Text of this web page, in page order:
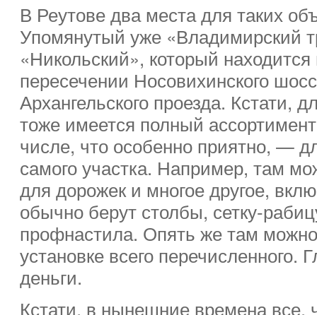
В Реутове два места для таких
Упомянутый уже «Владимирский
«Никольский», который
пересечении Носовихинского
Архангельского проезда. Кстати,
тоже имеется полный
числе, что особенно приятно, —
самого участка. Например, там
для дорожек и многое другое,
обычно берут столбы, сетку-
профнастила. Опять же там
установке всего перечисленного.
деньги.
Кстати, в нынешние времена все,